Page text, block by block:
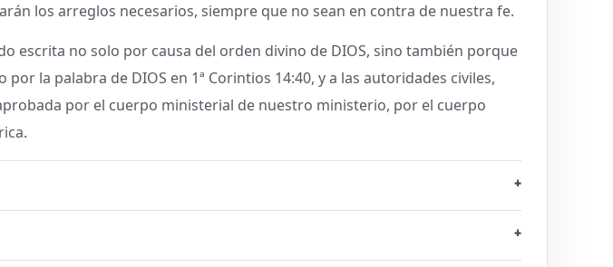
los arreglos necesarios, siempre que no sean en contra de nuestra fe.
escrita no solo por causa del orden divino de DIOS, sino también porque
la palabra de DIOS en 1ª Corintios 14:40, y a las autoridades civiles,
por el cuerpo ministerial de nuestro ministerio, por el cuerpo
+
+